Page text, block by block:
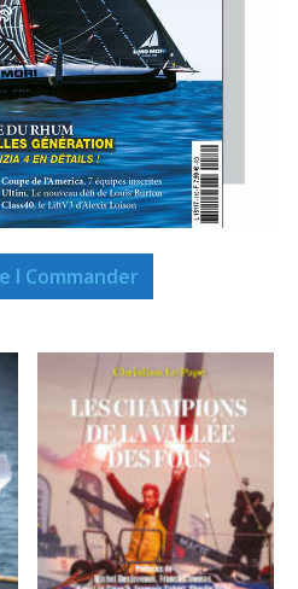
I Commander